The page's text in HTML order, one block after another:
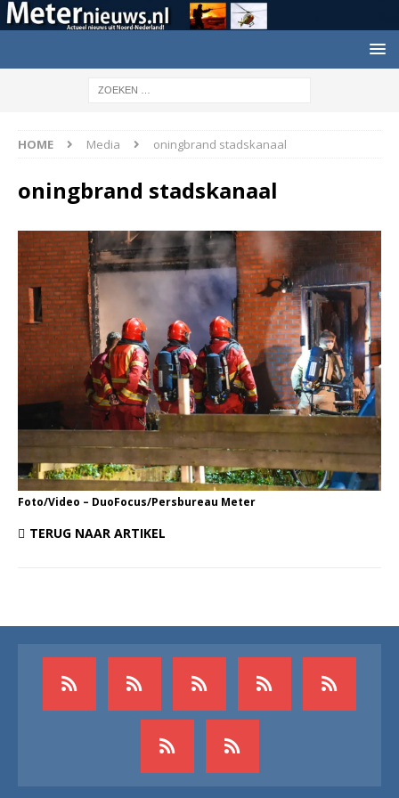
HOME Media oningbrand stadskanaal
oningbrand stadskanaal
Foto/Video – DuoFocus/Persbureau Meter
TERUG NAAR ARTIKEL